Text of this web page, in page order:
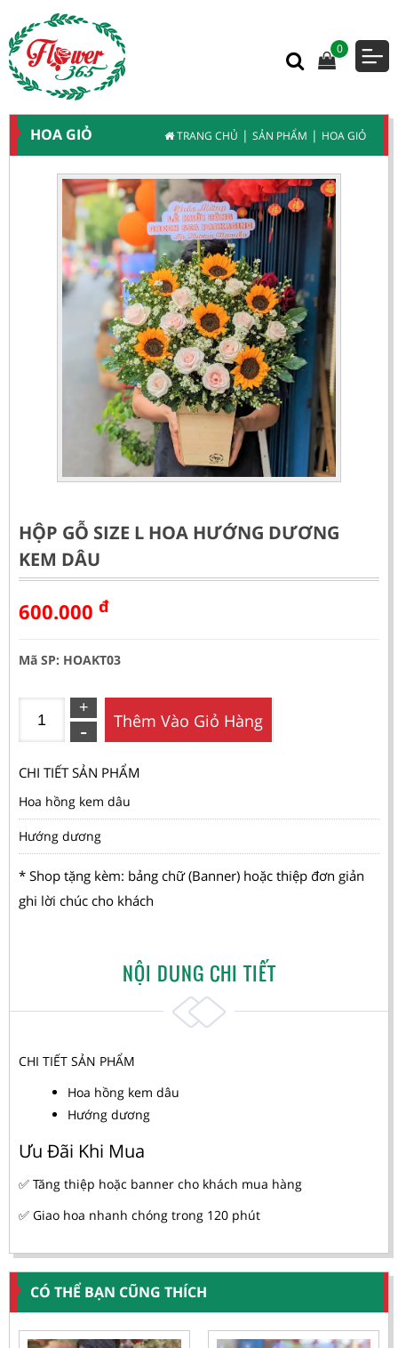
0
HOA GIỎ TRANG CHỦ | SẢN PHẨM | HOA GIỎ
HỘP GỖ SIZE L HOA HƯỚNG DƯƠNG
KEM DÂU
600.000 đ
Mã SP: HOAKT03
Thêm Vào Giỏ Hàng
CHI TIẾT SẢN PHẨM
Hoa hồng kem dâu
Hướng dương
* Shop tặng kèm: bảng chữ (Banner) hoặc thiệp đơn giản
ghi lời chúc cho khách
NỘI DUNG CHI TIẾT
CHI TIẾT SẢN PHẨM
Hoa hồng kem dâu
Hướng dương
Ưu Đãi Khi Mua
✅ Tăng thiệp hoặc banner cho khách mua hàng
✅ Giao hoa nhanh chóng trong 120 phút
CÓ THỂ BẠN CŨNG THÍCH